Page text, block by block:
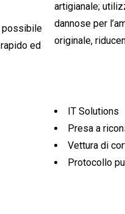
possibile
artigianale;
dannose per
originale,
IT Solutions
Presa a
Vettura di
Protocollo